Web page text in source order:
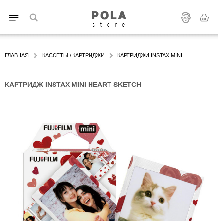
ГЛАВНАЯ КАССЕТЫ / КАРТРИДЖИ КАРТРИДЖИ INSTAX MINI
КАРТРИДЖ INSTAX MINI HEART SKETCH